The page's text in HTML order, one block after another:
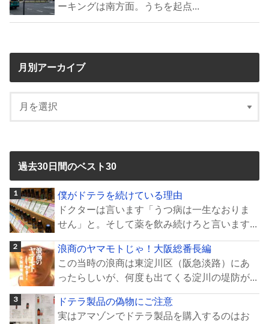
ーキングは南方面。うちを起点...
月別アーカイブ
過去30日間のベスト30
僕がドテラを続けている理由
ドクターは言います「うつ病は一生なおりま
せん」と。そして薬を飲み続けろと言います...
浪商のヤマモトじゃ！大阪総番長編
この当時の浪商は東淀川区（阪急淡路）にあ
ったらしいが、何度も出てくる淀川の堤防が...
ドテラ製品の偽物にご注意
実はアマゾンでドテラ製品を購入するのはお